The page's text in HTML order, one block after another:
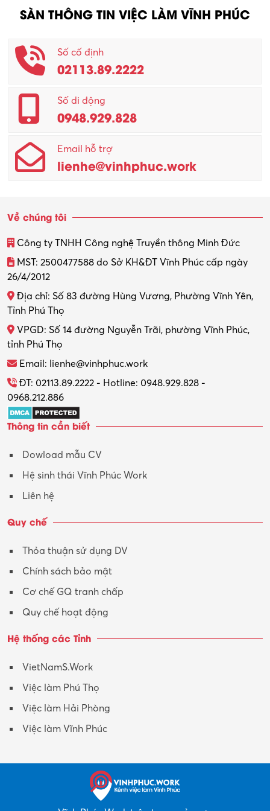
Nhân viên CSKH
Phục vụ khác
Promotion Girl (PG)
Quản lý – Giám đốc
Quản lý chất lượng – QC
Quản lý sản xuất
Quản trị kinh doanh
Thiết kế nội thất
Thợ máy – Ô tô – Xe máy
Thực tập
Tổ chức sự kiện – Quà tặng
Trợ lý
Tư vấn
Tư vấn – Kiến trúc
Y tế-Dược
SÀN THÔNG TIN VIỆC LÀM VĨNH PHÚC
Số cố định
02113.89.2222
Số di động
0948.929.828
Email hỗ trợ
lienhe@vinhphuc.work
Về chúng tôi
Công ty TNHH Công nghệ Truyền thông Minh Đức
MST: 2500477588 do Sở KH&ĐT Vĩnh Phúc cấp ngày
26/4/2012
Địa chỉ: Số 83 đường Hùng Vương, Phường Vĩnh Yên,
Tỉnh Phú Thọ
VPGD: Số 14 đường Nguyễn Trãi, phường Vĩnh Phúc,
tỉnh Phú Thọ
Email: lienhe@vinhphuc.work
ĐT: 02113.89.2222 - Hotline: 0948.929.828 -
0968.212.886
Thông tin cần biết
Dowload mẫu CV
Hệ sinh thái Vĩnh Phúc Work
Liên hệ
Quy chế
Thỏa thuận sử dụng DV
Chính sách bảo mật
Cơ chế GQ tranh chấp
Quy chế hoạt động
Hệ thống các Tỉnh
VietNamS.Work
Việc làm Phú Thọ
Việc làm Hải Phòng
Việc làm Vĩnh Phúc